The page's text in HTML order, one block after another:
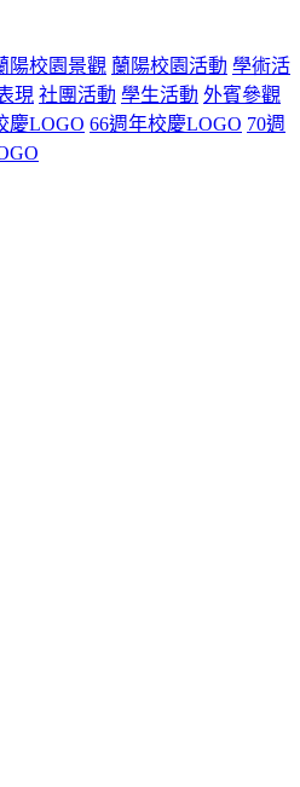
陽校園景觀 蘭陽校園活動 學術活
現 社團活動 學生活動 外賓參觀
慶LOGO 66週年校慶LOGO 70週